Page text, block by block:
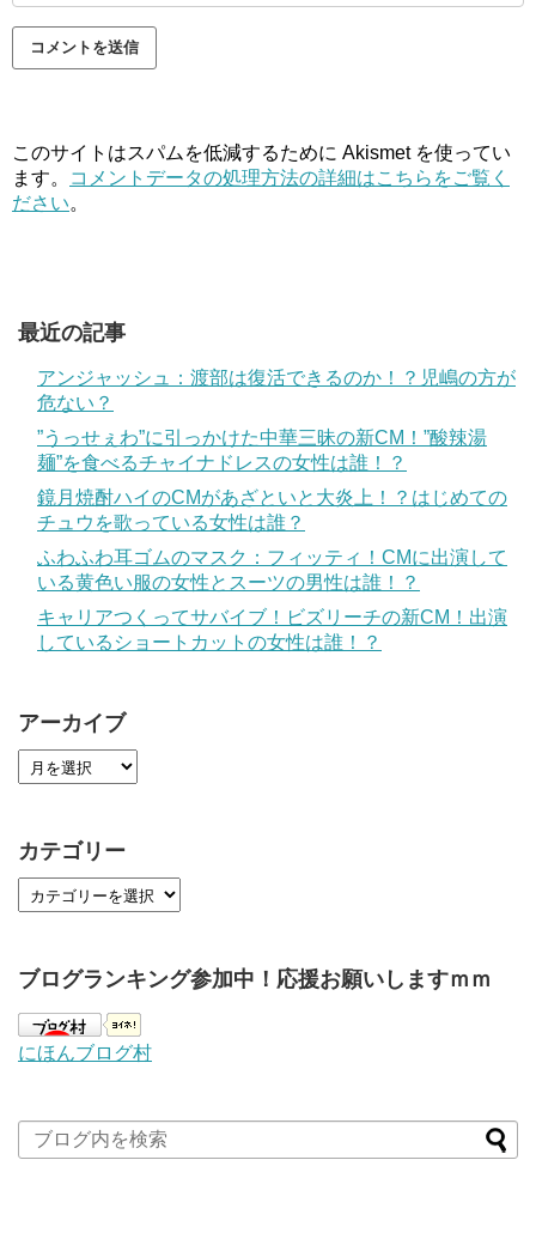
このサイトはスパムを低減するために Akismet を使ってい
ます。
コメントデータの処理方法の詳細はこちらをご覧く
ださい。
最近の記事
アンジャッシュ：渡部は復活できるのか！？児嶋の方が
危ない？
”うっせぇわ”に引っかけた中華三昧の新CM！”酸辣湯
麺”を食べるチャイナドレスの女性は誰！？
鏡月焼酎ハイのCMがあざといと大炎上！？はじめての
チュウを歌っている女性は誰？
ふわふわ耳ゴムのマスク：フィッティ！CMに出演して
いる黄色い服の女性とスーツの男性は誰！？
キャリアつくってサバイブ！ビズリーチの新CM！出演
しているショートカットの女性は誰！？
アーカイブ
カテゴリー
ブログランキング参加中！応援お願いしますｍｍ
にほんブログ村